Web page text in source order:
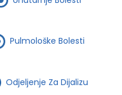
Pulmološke Bolesti
Odjeljenje Za Dijalizu